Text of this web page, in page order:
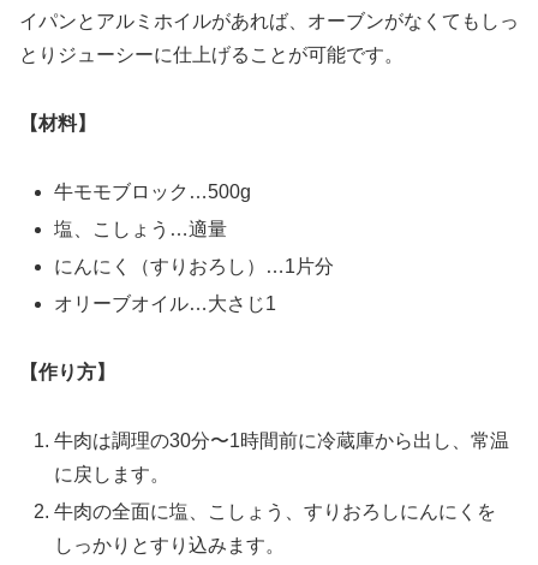
イパンとアルミホイルがあれば、オーブンがなくてもしっ
とりジューシーに仕上げることが可能です。
【材料】
牛モモブロック…500g
塩、こしょう…適量
にんにく（すりおろし）…1片分
オリーブオイル…大さじ1
【作り方】
牛肉は調理の30分〜1時間前に冷蔵庫から出し、常温
に戻します。
牛肉の全面に塩、こしょう、すりおろしにんにくを
しっかりとすり込みます。